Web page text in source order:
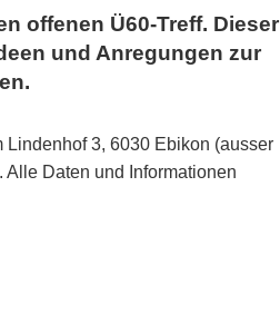
offenen Ü60-Treff. Dieser
und Anregungen zur
3, 6030 Ebikon (ausser
Daten und Informationen